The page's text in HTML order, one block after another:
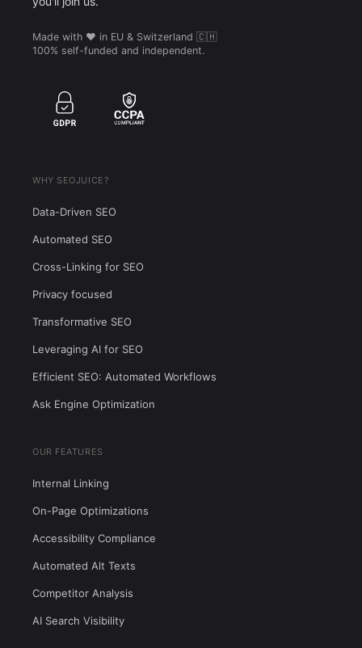
Made with ❤️ in EU & Switzerland 🇨🇭
100% self-funded and independent.
WHY SEOJUICE?
Data-Driven SEO
Automated SEO
Cross-Linking for SEO
Privacy focused
Transformative SEO
Leveraging AI for SEO
Efficient SEO: Automated Workflows
Ask Engine Optimization
OUR FEATURES
Internal Linking
On-Page Optimizations
Accessibility Compliance
Automated Alt Texts
Competitor Analysis
AI Search Visibility